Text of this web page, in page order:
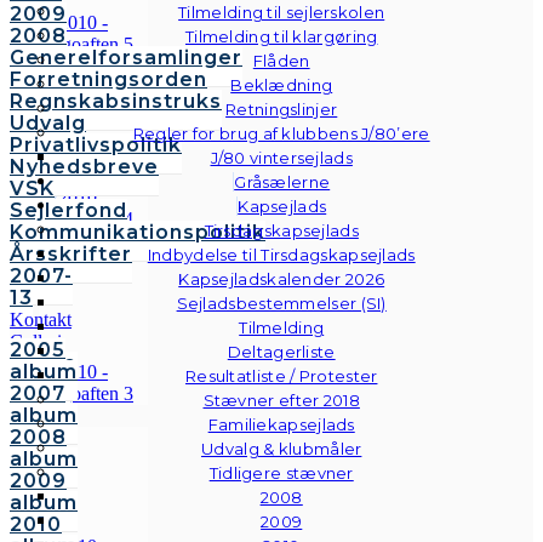
Tilmelding til sejlerskolen
Tilmelding til klargøring
Flåden
Beklædning
Retningslinjer
Regler for brug af klubbens J/80’ere
J/80 vintersejlads
Gråsælerne
Kapsejlads
Tirsdagskapsejlads
Indbydelse til Tirsdagskapsejlads
Kapsejladskalender 2026
Sejladsbestemmelser (SI)
Tilmelding
Deltagerliste
Resultatliste / Protester
Stævner efter 2018
Familiekapsejlads
Udvalg & klubmåler
Tidligere stævner
2008
2009
2009
2008
Generelforsamlinger
Forretningsorden
Regnskabsinstruks
Udvalg
Privatlivspolitik
Nyhedsbreve
VSK
Sejlerfond
Kommunikationspolitik
Årsskrifter
2007-
13
Kontakt
Galleri
Andre
fotos
2005
album
2007
album
2008
album
2009
album
2010